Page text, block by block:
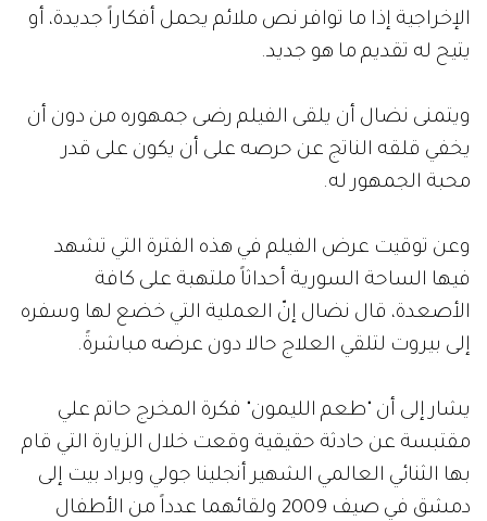
الإخراجية إذا ما توافر نص ملائم يحمل أفكاراً جديدة، أو
يتيح له تقديم ما هو جديد.
ويتمنى نضال أن يلقى الفيلم رضى جمهوره من دون أن
يخفي قلقه الناتج عن حرصه على أن يكون على قدر
محبة الجمهور له.
وعن توقيت عرض الفيلم في هذه الفترة التي تشهد
فيها الساحة السورية أحداثاً ملتهبة على كافة
الأصعدة، قال نضال إنّ العملية التي خضع لها وسفره
إلى بيروت لتلقي العلاج حالا دون عرضه مباشرةً.
يشار إلى أن "طعم الليمون" فكرة المخرج حاتم علي
مقتبسة عن حادثة حقيقية وقعت خلال الزيارة التي قام
بها الثنائي العالمي الشهير أنجلينا جولي وبراد بيت إلى
دمشق في صيف 2009 ولقائهما عدداً من الأطفال